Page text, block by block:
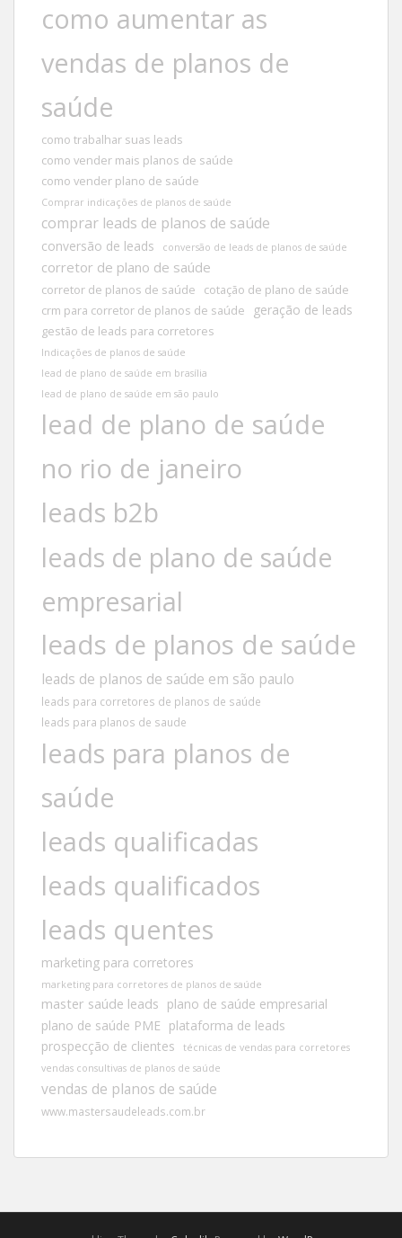
como aumentar as
vendas de planos de
saúde
como trabalhar suas leads
como vender mais planos de saúde
como vender plano de saúde
Comprar indicações de planos de saúde
comprar leads de planos de saúde
conversão de leads conversão de leads de planos de saúde
corretor de plano de saúde
corretor de planos de saúde
cotação de plano de saúde
crm para corretor de planos de saúde
geração de leads
gestão de leads para corretores
Indicações de planos de saúde
lead de plano de saúde em brasília
lead de plano de saúde em são paulo
lead de plano de saúde
no rio de janeiro
leads b2b
leads de plano de saúde
empresarial
leads de planos de saúde
leads de planos de saúde em são paulo
leads para corretores de planos de saúde
leads para planos de saude
leads para planos de
saúde
leads qualificadas
leads qualificados
leads quentes
marketing para corretores
marketing para corretores de planos de saúde
master saúde leads plano de saúde empresarial
plano de saúde PME plataforma de leads
prospecção de clientes
técnicas de vendas para corretores
vendas consultivas de planos de saúde
vendas de planos de saúde
www.mastersaudeleads.com.br